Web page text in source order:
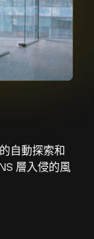
自動探索和
層入侵的風